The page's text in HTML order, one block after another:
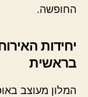
החופשה.
יחידות
בראשית
המלון מעוצב